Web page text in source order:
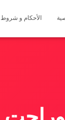
الأحكام و شروط